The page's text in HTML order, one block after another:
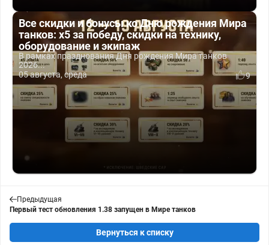
Все скидки и бонусы ко Дню рождения Мира
танков: x5 за победу, скидки на технику,
оборудование и экипаж
В рамках празднования Дня рождения Мира танков
2026...
05 августа, среда
9
Предыдущая
Первый тест обновления 1.38 запущен в Мире танков
Вернуться к списку